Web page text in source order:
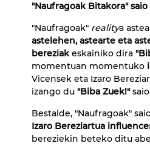
"Naufragoak Bitakora"
"Naufragoak" realitya
astelehen, astearte eta
bereziakeskainiko dira
momentuan momentuko
Vicensek eta Izaro
izango du "Biba Zuek!"
Bestalde, "Naufragoak"
Izaro Bereziartua
bereziekin beteko ditu